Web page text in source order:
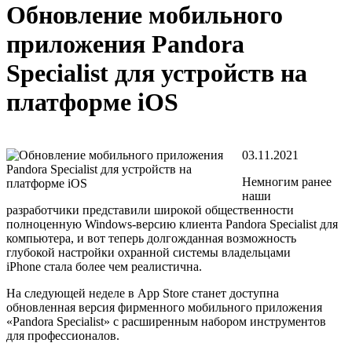
Обновление мобильного
приложения Pandora
Specialist для устройств на
платформе iOS
03.11.2021
Немногим ранее
наши
разработчики представили широкой общественности
полноценную Windows-версию клиента Pandora Specialist для
компьютера, и вот теперь долгожданная возможность
глубокой настройки охранной системы владельцами
iPhone стала более чем реалистична.
На следующей неделе в App Store станет доступна
обновленная версия фирменного мобильного приложения
«Pandora Specialist» c расширенным набором инструментов
для профессионалов.